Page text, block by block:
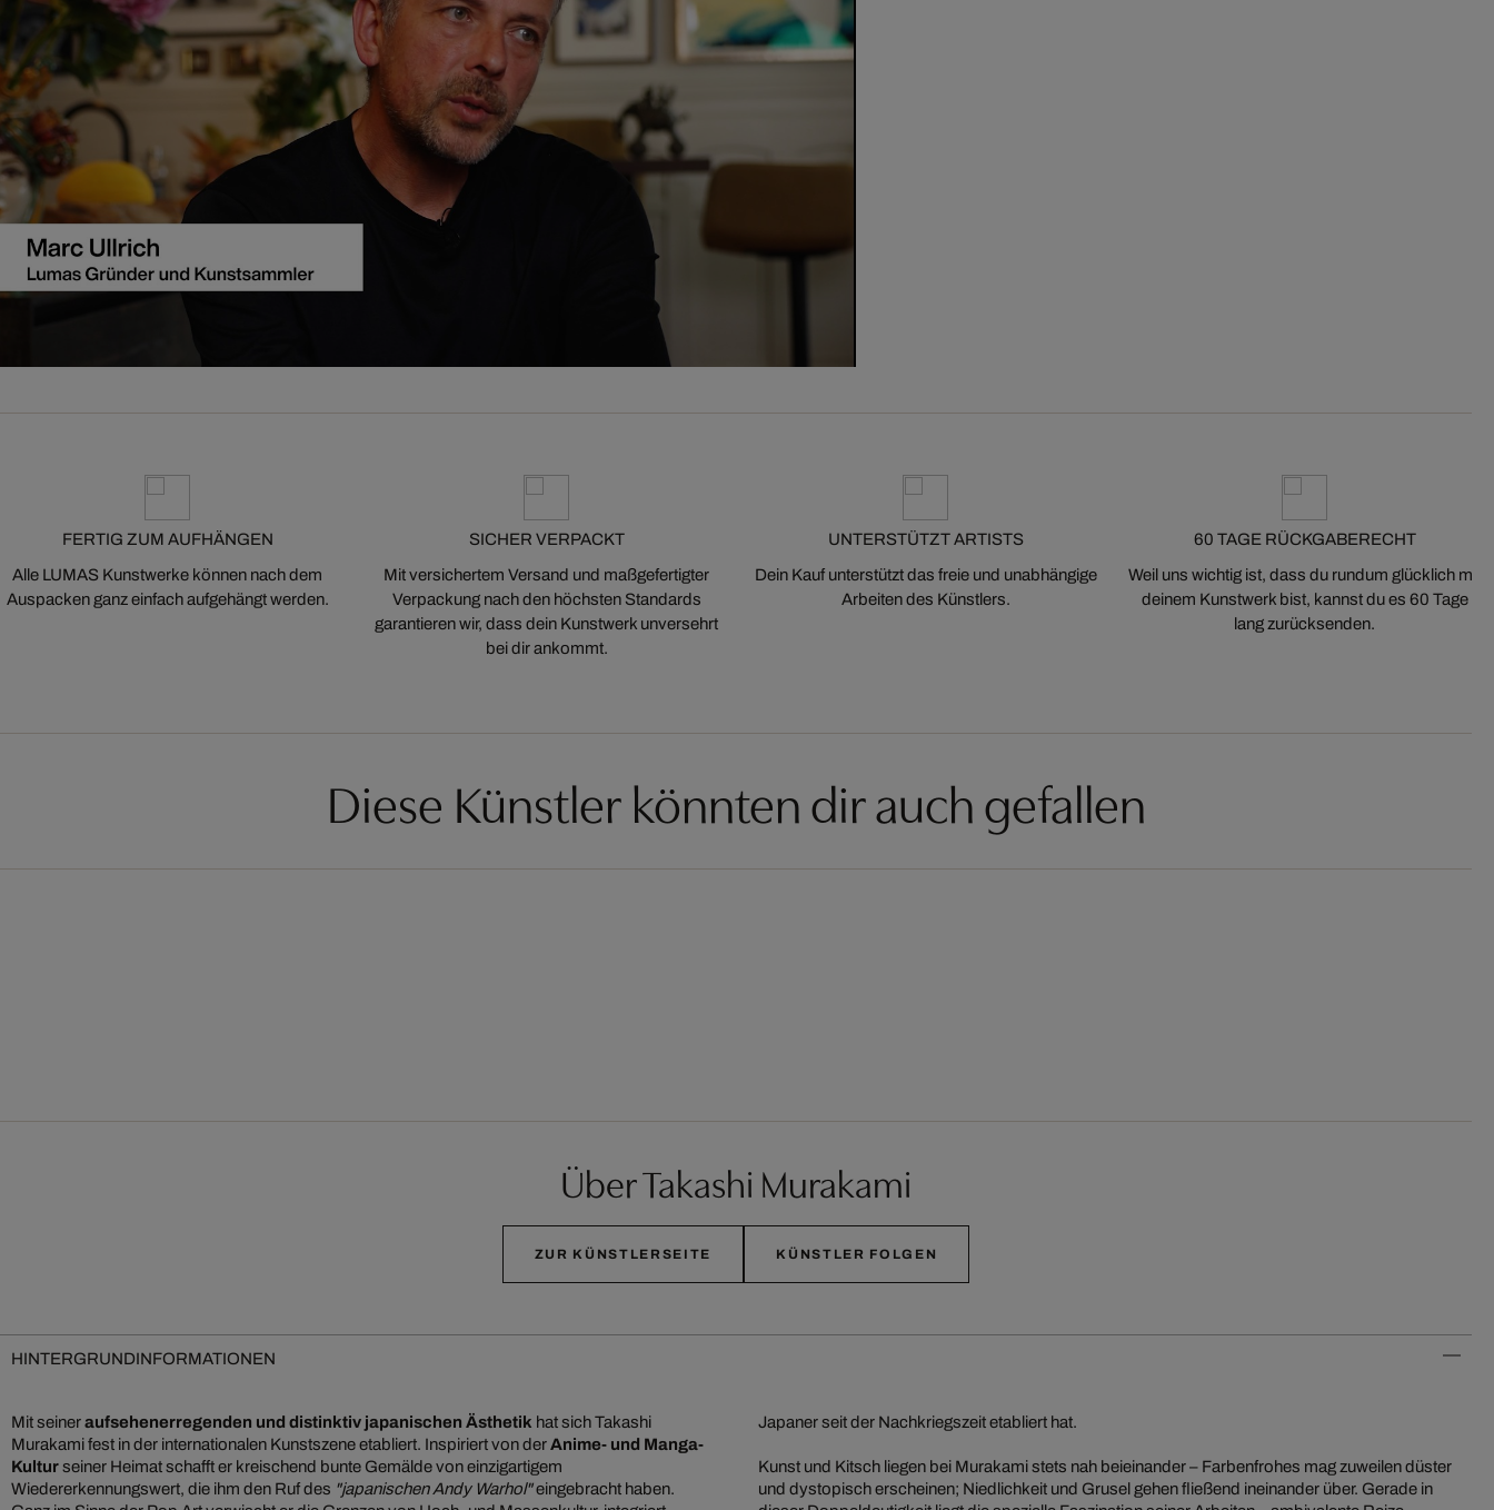
FERTIG ZUM AUFHÄNGEN
Alle LUMAS Kunstwerke können nach dem
Auspacken ganz einfach aufgehängt werden.
SICHER VERPACKT
Mit versichertem Versand und maßgefertigter
Verpackung nach den höchsten Standards
garantieren wir, dass dein Kunstwerk unversehrt
bei dir ankommt.
UNTERSTÜTZT ARTISTS
Dein Kauf unterstützt das freie und unabhängige
Arbeiten des Künstlers.
60 TAGE RÜCKGABERECHT
Weil uns wichtig ist, dass du rundum glücklich mit
deinem Kunstwerk bist, kannst du es 60 Tage
lang zurücksenden.
Diese Künstler könnten dir auch gefallen
Über Takashi Murakami
ZUR KÜNSTLERSEITE KÜNSTLER FOLGEN
HINTERGRUNDINFORMATIONEN
Mit seineraufsehenerregenden und distinktiv japanischen Ästhetik hat sich Takashi
Murakami fest in der internationalen Kunstszene etabliert. Inspiriert von derAnime- und Manga-
Kulturseiner Heimat schafft er kreischend bunte Gemälde von einzigartigem
Wiedererkennungswert, die ihm den Ruf des "japanischen Andy Warhol"eingebracht haben.
Japaner seit der Nachkriegszeit etabliert hat.
Kunst und Kitsch liegen bei Murakami stets nah beieinander – Farbenfrohes mag zuweilen düster
und dystopisch erscheinen; Niedlichkeit und Grusel gehen fließend ineinander über. Gerade in